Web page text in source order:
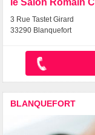
3 Rue Tastet Girard
33290 Blanquefort
BLANQUEFORT